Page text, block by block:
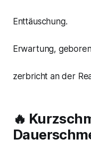
Enttäuschung.
Erwartung,
zerbricht an der
🔥